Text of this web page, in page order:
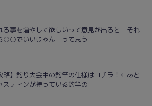
る事を増やして欲しいって意見が出ると「それ
○○でいいじゃん」って思う…
略】釣り大会中の釣竿の仕様はコチラ！←あと
スティンが持っている釣竿の…